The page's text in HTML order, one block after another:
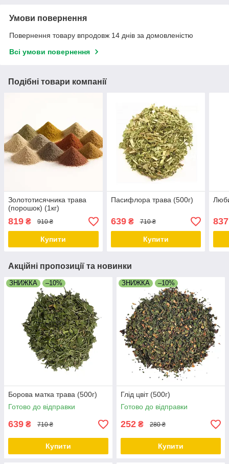
Умови повернення
Повернення товару впродовж 14 днів за домовленістю
Всі умови повернення
Подібні товари компанії
Золототисячника трава
(порошок) (1кг)
819 ₴ 910 ₴
Купити
Пасифлора трава (500г)
639₴ 710 ₴
Купити
837
Акційні пропозиції та новинки
ЗНИЖКА –10%
Борова матка трава (500г)
Готово до відправки
639 ₴ 710 ₴
Купити
ЗНИЖКА –10%
Глід цвіт (500г)
Готово до відправки
252 ₴ 280 ₴
Купити